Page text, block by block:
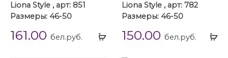
Выбрать
Liona Style , арт: 851
Размеры: 46-50
161.00 бел.руб.
Liona Style , арт: 782
Размеры: 46-50
150.00 бел.руб.